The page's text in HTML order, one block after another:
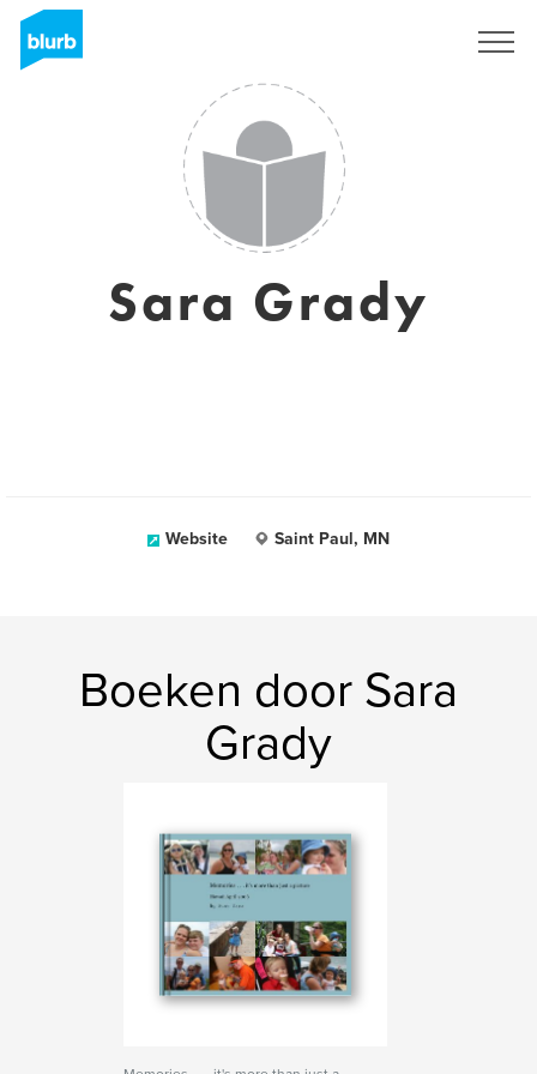
Sara Grady
Website Saint Paul, MN
Boeken door Sara
Grady